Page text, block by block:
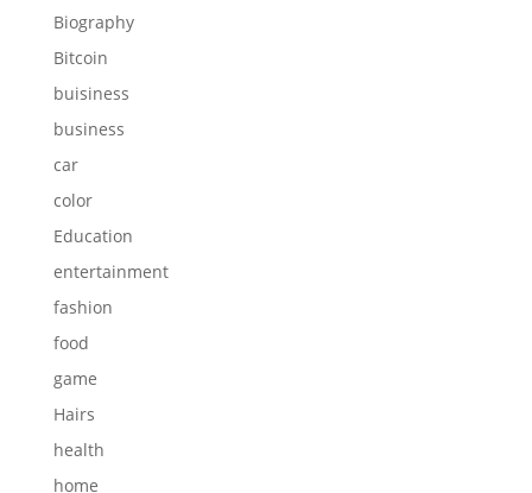
Biography
Bitcoin
buisiness
business
car
color
Education
entertainment
fashion
food
game
Hairs
health
home